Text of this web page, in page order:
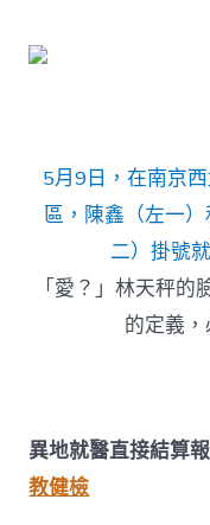
5月9日，在南京
區，陳鑫（左一
二）掛號
「愛？」林天秤
的定義
異地就醫直接結算
教健檢